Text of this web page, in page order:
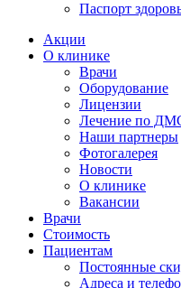
Паспорт
Акции
О клинике
Врачи
Оборудование
Лицензии
Лечение по
Наши партнеры
Фотогалерея
Новости
О клинике
Вакансии
Врачи
Стоимость
Пациентам
Постоянные
Адреса и